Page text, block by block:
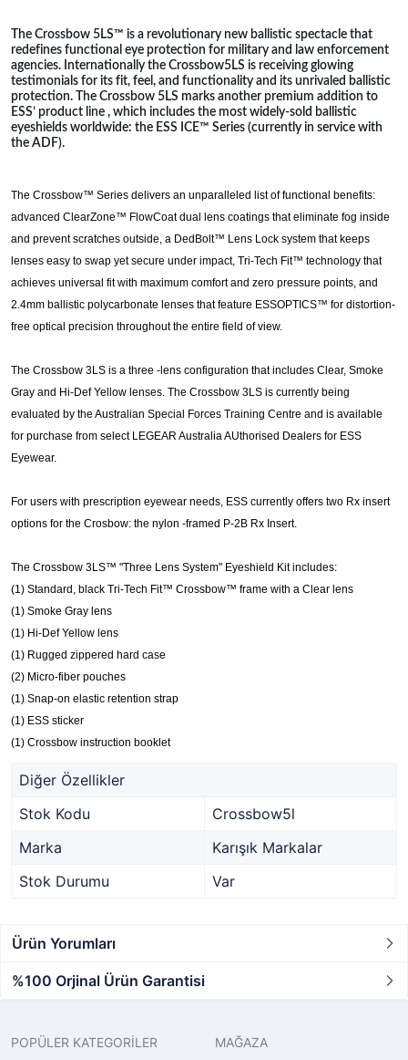
The Crossbow 5LS™ is a revolutionary new ballistic spectacle that
redefines functional eye protection for military and law enforcement
agencies. Internationally the Crossbow5LS is receiving glowing
testimonials for its fit, feel, and functionality and its unrivaled ballistic
protection. The Crossbow 5LS marks another premium addition to
ESS’ product line , which includes the most widely-sold ballistic
eyeshields worldwide: the ESS ICE™ Series (currently in service with
the ADF).
The Crossbow™ Series delivers an unparalleled list of functional benefits:
advanced ClearZone™ FlowCoat dual lens coatings that eliminate fog inside
and prevent scratches outside, a DedBolt™ Lens Lock system that keeps
lenses easy to swap yet secure under impact, Tri-Tech Fit™ technology that
achieves universal fit with maximum comfort and zero pressure points, and
2.4mm ballistic polycarbonate lenses that feature ESSOPTICS™ for distortion-
free optical precision throughout the entire field of view.
The Crossbow 3LS is a three -lens configuration that includes Clear, Smoke
Gray and Hi-Def Yellow lenses. The Crossbow 3LS is currently being
evaluated by the Australian Special Forces Training Centre and is available
for purchase from select LEGEAR Australia AUthorised Dealers for ESS
Eyewear.
For users with prescription eyewear needs, ESS currently offers two Rx insert
options for the Crosbow: the nylon -framed P-2B Rx Insert.
The Crossbow 3LS™ "Three Lens System" Eyeshield Kit includes:
(1) Standard, black Tri-Tech Fit™ Crossbow™ frame with a Clear lens
(1) Smoke Gray lens
(1) Hi-Def Yellow lens
(1) Rugged zippered hard case
(2) Micro-fiber pouches
(1) Snap-on elastic retention strap
(1) ESS sticker
(1) Crossbow instruction booklet
Diğer Özellikler
Stok Kodu
Crossbow5l
Marka
Karışık Markalar
Stok Durumu
Var
Ürün Yorumları
%100 Orjinal Ürün Garantisi
POPÜLER KATEGORİLER
MAĞAZA